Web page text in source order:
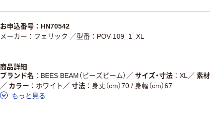
お申込番号：HN70542
メーカー：フェリック ／型番：POV-109_1_XL
商品詳細
ブランド名
BEES BEAM（ビーズビーム） ／ サイズ・寸法 XL ／ 素材
／ カラー ホワイト ／ 寸法
身丈（cm）70 / 身幅（cm）67
もっと見る